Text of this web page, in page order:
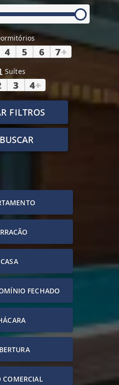
4 5 6 7+
Suítes
3 4+
FILTROS
BUSCAR
CASA
FECHADO
COMERCIAL